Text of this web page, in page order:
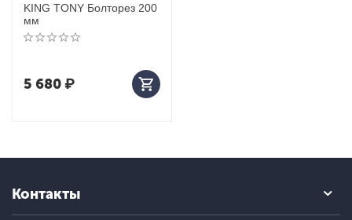
KING TONY Болторез 200
мм
5 680₽
Контакты